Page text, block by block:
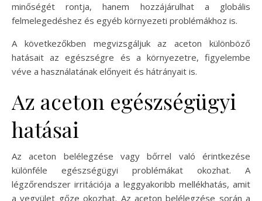
minőségét rontja, hanem hozzájárulhat a globális
felmelegedéshez és egyéb környezeti problémákhoz is.
A következőkben megvizsgáljuk az aceton különböző
hatásait az egészségre és a környezetre, figyelembe
véve a használatának előnyeit és hátrányait is.
Az aceton egészségügyi
hatásai
Az aceton belélegzése vagy bőrrel való érintkezése
különféle egészségügyi problémákat okozhat. A
légzőrendszer irritációja a leggyakoribb mellékhatás, amit
a vegyület gőze okozhat. Az aceton belélegzése során a